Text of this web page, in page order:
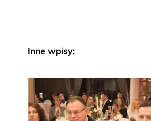
Inne wpisy: